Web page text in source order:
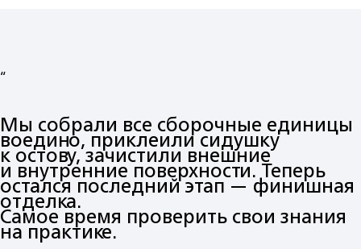
“
Мы собрали все сборочные единицы
воедино, приклеили сидушку
к остову, зачистили внешние
и внутренние поверхности. Теперь
остался последний этап — финишная
отделка.
Самое время проверить свои знания
на практике.